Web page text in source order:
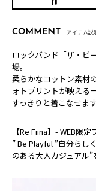
COMMENT アイテム説
ロックバンド「ザ・ビ
場。
柔らかなコットン素材
ォトプリントが映える
すっきりと着こなせます
【Re Fiina】- WEB限定
” Be Playful ”自分らし
のある大人カジュアル”